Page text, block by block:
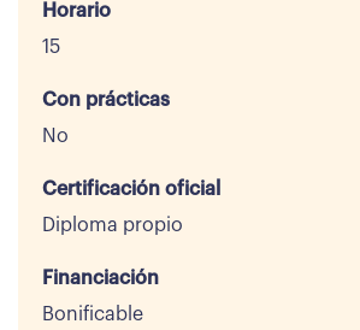
Horario
15
Con prácticas
No
Certificación oficial
Diploma propio
Financiación
Bonificable